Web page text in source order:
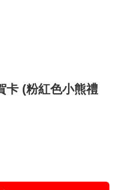
(粉紅色小熊禮